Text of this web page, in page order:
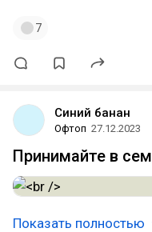
7
Синий банан
Офтоп 27.12.2023
Принимайте в
Показать полностью